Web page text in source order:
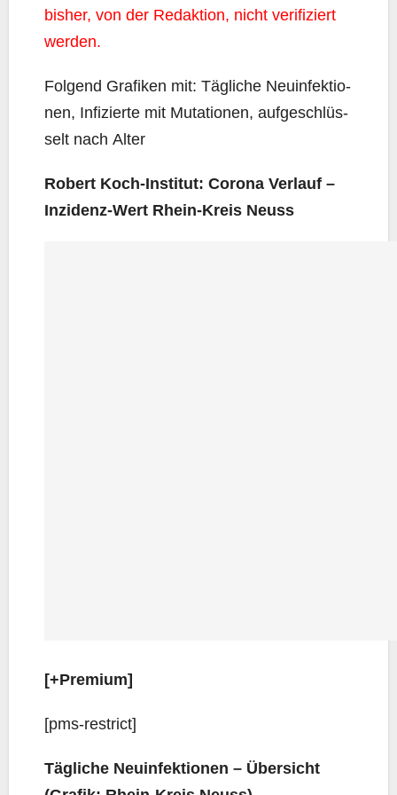
bis­her, von der Redak­ti­on, nicht veri­fi­ziert
werden.
Fol­gend Gra­fi­ken mit: Täg­li­che Neu­in­fek­tio­
nen, Infi­zier­te mit Muta­tio­nen, auf­ge­schlüs­
selt nach Alter
Robert Koch-Insti­tut: Coro­na Ver­lauf –
Inzi­denz-Wert Rhein-Kreis Neuss
[+Pre­mi­um]
[pms-rest­rict]
Täg­li­che Neu­in­fek­tio­nen – Über­sicht